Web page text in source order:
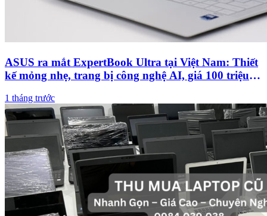
ASUS ra mắt ExpertBook Ultra tại Việt Nam: Thiết
kế mỏng nhẹ, trang bị công nghệ AI, giá 100 triệu
1 tháng trước